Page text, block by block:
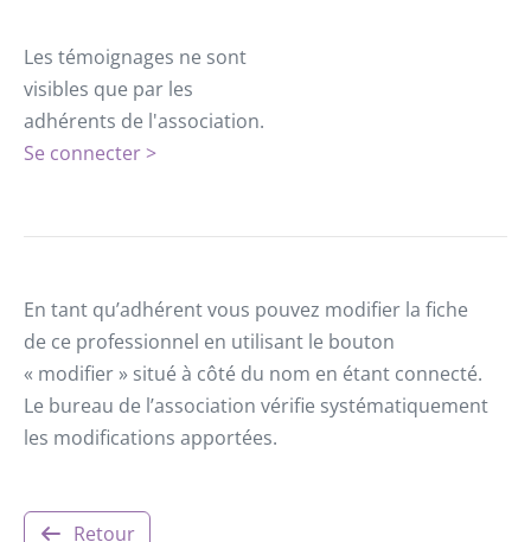
Les témoignages ne sont
visibles que par les
adhérents de l'association.
Se connecter >
En tant qu’adhérent vous pouvez modifier la fiche
de ce professionnel en utilisant le bouton
« modifier » situé à côté du nom en étant connecté.
Le bureau de l’association vérifie systématiquement
les modifications apportées.
Retour